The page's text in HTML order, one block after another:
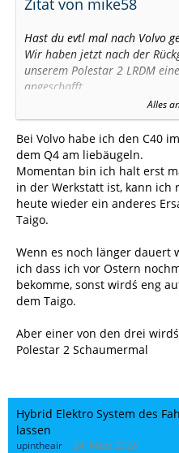
Zitat von mike58
Hast du evtl mal nach Volvo
Wir haben jetzt nach der
unserem Polestar 2 LRDM
angeschafft.
Fahrkomfort (insbesondere
Geräuschkulisse vom
Wir sind mir dieser
zufrieden, da wir nicht nur
wollen. Und beide dürfen
Das war auch wichtig.
Ich will damit sagen: ruhig
Michael
Alles
Bei Volvo habe ich den C40
dem Q4 am liebäugeln.
Momentan bin ich halt erst
in der Werkstatt ist, kann ich
heute wieder ein anderes
Taigo.
Wenn es noch länger dauert
ich dass ich vor Ostern
bekomme, sonst wirdś eng
dem Taigo.
Aber einer von den drei
Polestar 2 Schaumermal
Hybrid Elektro System des
lassen
upintheair 24. März 2026